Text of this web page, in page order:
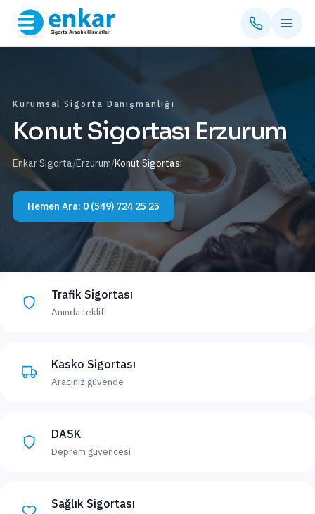
Kurumsal Sigorta Danışmanlığı
Konut Sigortası Erzurum
Enkar Sigorta/Erzurum/Konut Sigortası
Hemen Ara: 0 (549) 724 25 25
Trafik Sigortası
Anında teklif
Kasko Sigortası
Aracınız güvende
DASK
Deprem güvencesi
Sağlık Sigortası